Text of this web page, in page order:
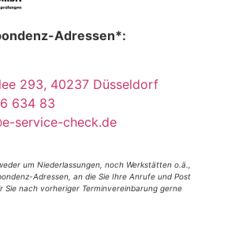
Adressen*:
293, 40237 Düsseldorf
634 83
service-check.de
um Niederlassungen, noch Werkstätten o.ä.,
Adressen, an die Sie Ihre Anrufe und Post
Sie nach vorheriger Terminvereinbarung gerne